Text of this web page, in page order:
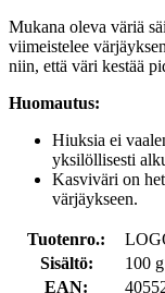
Mukana oleva väriä
viimeistelee
niin, että väri kestää
Huomautus:
Hiuksia ei
yksilöllisesti
Kasviväri on
värjäykseen.
Tuotenro.:
Sisältö:
100 g
EAN: